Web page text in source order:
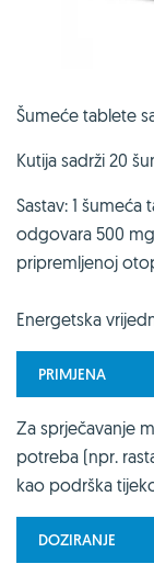
Šumeće tablete
Kutija sadrži 20
Sastav: 1 šumeća
odgovara 500
pripremljenoj
Energetska
PRIMJENA
Za sprječavanje
potreba (npr.
kao podrška
DOZIRANJE